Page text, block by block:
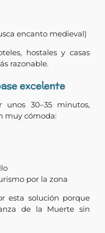
encanto medieval)
hostales y casas
razonable.
excelente
30–35 minutos,
muy cómoda:
por la zona
esta solución porque
de la Muerte sin